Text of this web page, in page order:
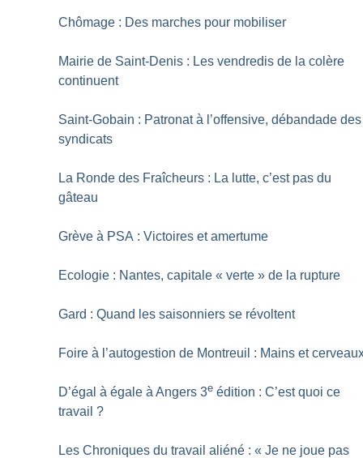
Chômage : Des marches pour mobiliser
Mairie de Saint-Denis : Les vendredis de la colère
continuent
Saint-Gobain : Patronat à l’offensive, débandade des
syndicats
La Ronde des Fraîcheurs : La lutte, c’est pas du
gâteau
Grève à PSA : Victoires et amertume
Ecologie : Nantes, capitale « verte » de la rupture
Gard : Quand les saisonniers se révoltent
Foire à l’autogestion de Montreuil : Mains et
D’égal à égale à Angers 3e édition : C’est quoi ce
travail ?
Les Chroniques du travail aliéné : « Je ne joue pas